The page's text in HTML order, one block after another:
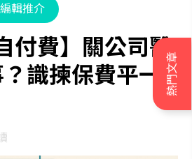
熱門文章
編輯推介
付費】關公司醫
識揀保費平一